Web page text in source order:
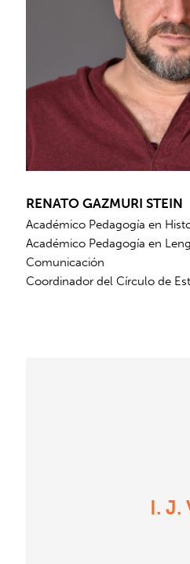
RENATO GAZMURI STEIN
Académico Pedagogía en
Académico Pedagogía en
Comunicación
Coordinador del Círculo de
I. J.